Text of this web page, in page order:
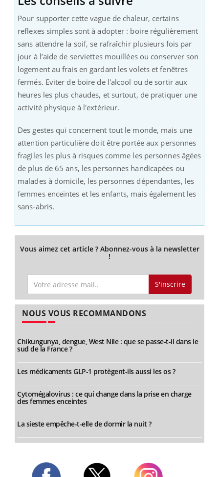
Pour supporter cette vague de chaleur, certains
reflexes simples sont à adopter : boire régulièrement
sans attendre la soif, se rafraîchir plusieurs fois par
jour à l’aide de serviettes mouillées ou conserver son
logement au frais en gardant les volets et fenêtres
fermés. Eviter de boire de l'alcool ou de sortir aux
heures les plus chaudes, et surtout, de pratiquer une
activité physique à l'extérieur.
Des gestes qui concernent tout le monde, mais une
attention particulière doit être portée aux personnes
fragiles les plus à risques comme les personnes âgées
de plus de 65 ans, les personnes handicapées ou
malades à domicile, les personnes dépendantes, les
femmes enceintes et les enfants, mais également les
sans-abris.
Vous aimez cet article ? Abonnez-vous à la newsletter
!
S'inscrire
NOUS VOUS RECOMMANDONS
Chikungunya, dengue, West Nile : que se passe-t-il dans le
sud de la France ?
Les médicaments GLP-1 protègent-ils aussi les os ?
Cytomégalovirus : ce qui change dans la prise en charge
des femmes enceintes
La sieste empêche-t-elle de dormir la nuit ?